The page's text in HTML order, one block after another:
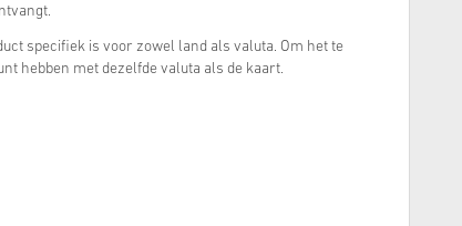
specifiek is voor zowel land als valuta. Om het te
hebben met dezelfde valuta als de kaart.